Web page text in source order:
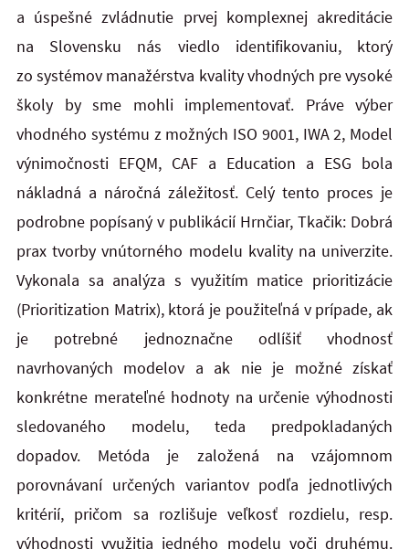
a úspešné zvládnutie prvej komplexnej akreditácie
na Slovensku nás viedlo identifikovaniu, ktorý
zo systémov manažérstva kvality vhodných pre vysoké
školy by sme mohli implementovať. Práve výber
vhodného systému z možných ISO 9001, IWA 2, Model
výnimočnosti EFQM, CAF a Education a ESG bola
nákladná a náročná záležitosť. Celý tento proces je
podrobne popísaný v publikácií Hrnčiar, Tkačik: Dobrá
prax tvorby vnútorného modelu kvality na univerzite.
Vykonala sa analýza s využitím matice prioritizácie
(Prioritization Matrix), ktorá je použiteľná v prípade, ak
je potrebné jednoznačne odlíšiť vhodnosť
navrhovaných modelov a ak nie je možné získať
konkrétne merateľné hodnoty na určenie výhodnosti
sledovaného modelu, teda predpokladaných
dopadov. Metóda je založená na vzájomnom
porovnávaní určených variantov podľa jednotlivých
kritérií, pričom sa rozlišuje veľkosť rozdielu, resp.
výhodnosti využitia jedného modelu voči druhému.